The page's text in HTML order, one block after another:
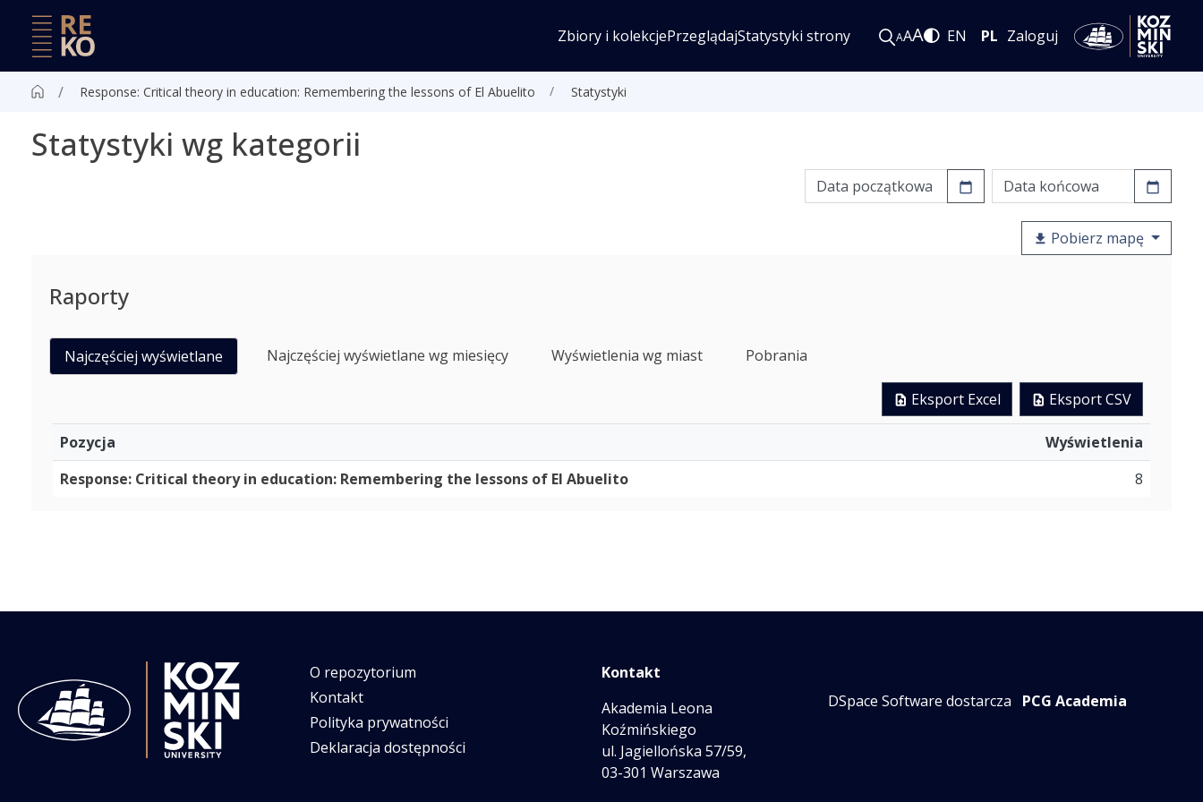
Zbiory i kolekcjePrzeglądajStatystyki strony AAA EN PL Zaloguj
Response: Critical theory in education: Remembering the lessons of El Abuelito Statystyki
Statystyki wg kategorii
Pobierz mapę
Raporty
Najczęściej wyświetlane Najczęściej wyświetlane wg miesięcy Wyświetlenia wg miast Pobrania
Eksport Excel Eksport CSV
Pozycja
Wyświetlenia
Response: Critical theory in education: Remembering the lessons of El Abuelito
8
O repozytorium
Kontakt
Polityka prywatności
Deklaracja dostępności
Kontakt
Akademia Leona
Koźmińskiego
ul. Jagiellońska 57/59,
03-301 Warszawa
DSpace Software dostarcza PCG Academia